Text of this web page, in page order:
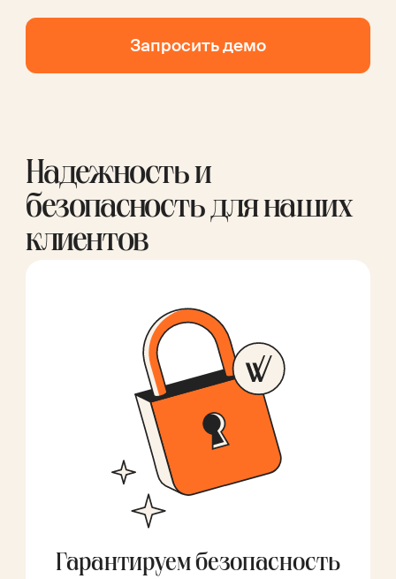
Запросить демо
Надежность и
безопасность для наших
клиентов
Гарантируем безопасность